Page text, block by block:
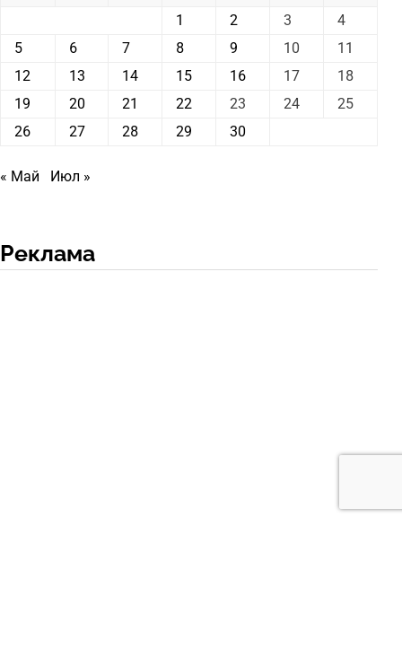
1
2 3
4
5
6 7 8 9 10
11
12
13 14 15 16 17
18
19
20 21 22 23 24
25
26
27 28 29 30
« Май Июл »
Реклама